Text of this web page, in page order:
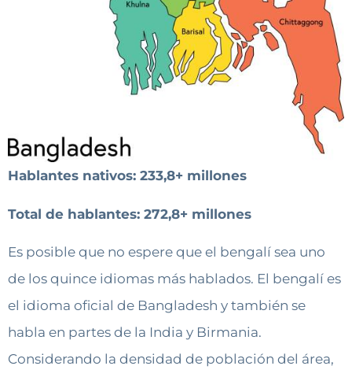
Hablantes nativos: 233,8+ millones
Total de hablantes: 272,8+ millones
Es posible que no espere que el bengalí sea uno
de los quince idiomas más hablados. El bengalí es
el idioma oficial de Bangladesh y también se
habla en partes de la India y Birmania.
Considerando la densidad de población del área,